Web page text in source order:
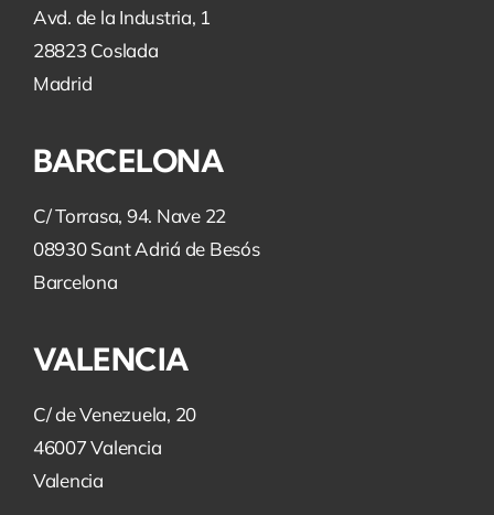
Avd. de la Industria, 1
28823 Coslada
Madrid
BARCELONA
C/ Torrasa, 94. Nave 22
08930 Sant Adriá de Besós
Barcelona
VALENCIA
C/ de Venezuela, 20
46007 Valencia
Valencia